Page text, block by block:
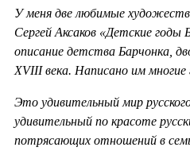
У меня две любимые
Сергей Аксаков «Детские годы
описание детства Барчонка,
XVIII века. Написано им многие
Это удивительный мир
удивительный по красоте
потрясающих отношений в